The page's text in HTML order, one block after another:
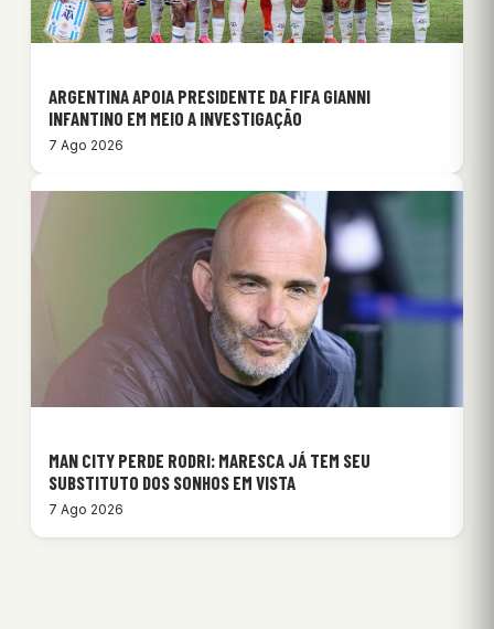
ARGENTINA APOIA PRESIDENTE DA FIFA GIANNI
INFANTINO EM MEIO A INVESTIGAÇÃO
7 Ago 2026
MAN CITY PERDE RODRI: MARESCA JÁ TEM SEU
SUBSTITUTO DOS SONHOS EM VISTA
7 Ago 2026